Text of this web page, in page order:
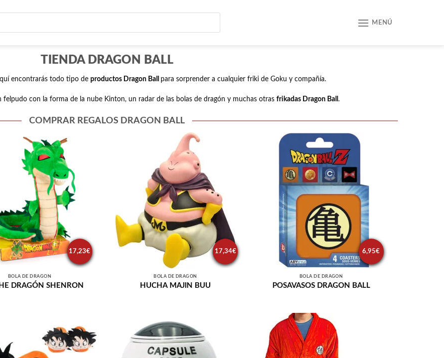
MENÚ
TIENDA DRAGON BALL
encontrarás todo tipo de productos Dragon Ball para sorprender a cualquier friki de Goku y compañía.
felpudo con la forma de la nube Kinton, un radar de las bolas de dragón y muchas otras frikadas Dragon Ball .
COMPRAR REGALOS DRAGON BALL
17,23€
BOLA DE DRAGÓN
DRAGÓN SHENRON
17,34€
BOLA DE DRAGÓN
HUCHA MAJIN BUU
6,95€
BOLA DE DRAGÓN
POSAVASOS DRAGON BALL